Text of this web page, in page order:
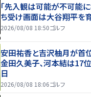
「先入観は可能が不可能
ち受け画面は大谷翔平を
2026/08/08 18:50ゴルフ
安田祐香と吉沢柚月が首
金田久美子、河本結は17
日
2026/08/08 18:06ゴルフ